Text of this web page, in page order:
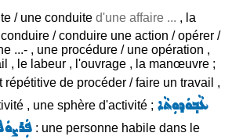
/ une conduite d'une affaire ... , la
/ conduire une action / opérer /
...- , une procédure / une opération ,
, le labeur , l'ouvrage , la manœuvre ;
de procéder / faire un travail ,
, une sphère d'activité ; ܥܵܒ݂ܘܿܕܘܼܬܵܐ
: une personne habile dans le